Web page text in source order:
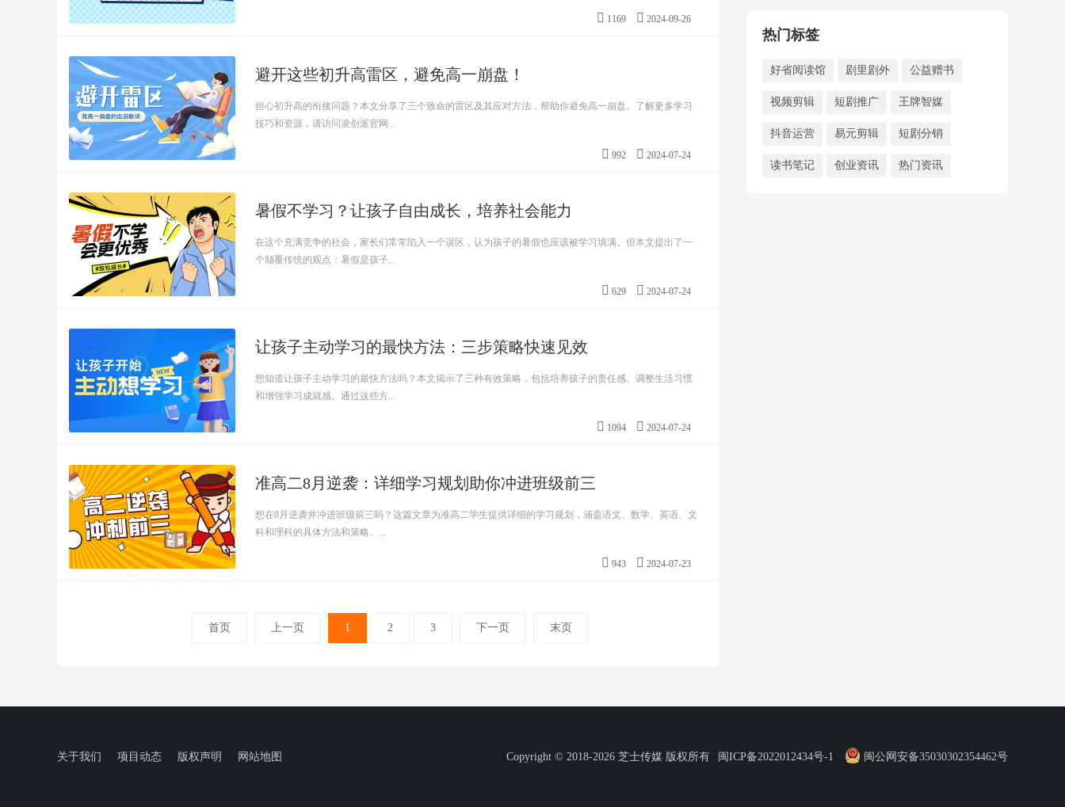
1169 2024-09-26
避开这些初升高雷区，避免高一崩盘！
担心初升高的衔接问题？本文分享了三个致命的雷区及其应对方法，帮助你避免高一崩盘。了解更多学习
技巧和资源，请访问凌创派官网...
992 2024-07-24
暑假不学习？让孩子自由成长，培养社会能力
在这个充满竞争的社会，家长们常常陷入一个误区，认为孩子的暑假也应该被学习填满。但本文提出了一
个颠覆传统的观点：暑假是孩子...
629 2024-07-24
让孩子主动学习的最快方法：三步策略快速见效
想知道让孩子主动学习的最快方法吗？本文揭示了三种有效策略，包括培养孩子的责任感、调整生活习惯
和增强学习成就感。通过这些方...
1094 2024-07-24
准高二8月逆袭：详细学习规划助你冲进班级前三
想在8月逆袭并冲进班级前三吗？这篇文章为准高二学生提供详细的学习规划，涵盖语文、数学、英语、文
科和理科的具体方法和策略。...
943 2024-07-23
首页 上一页 1 2 3 下一页 末页
热门标签
好省阅读馆 剧里剧外 公益赠书
视频剪辑 短剧推广 王牌智媒
抖音运营 易元剪辑 短剧分销
读书笔记 创业资讯 热门资讯
关于我们 项目动态 版权声明 网站地图 Copyright © 2018-2026 芝士传媒 版权所有 闽ICP备2022012434号-1 闽公网安备35030302354462号